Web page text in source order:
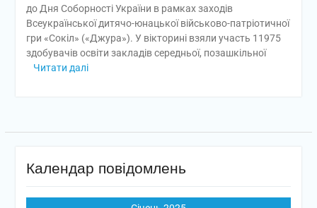
до Дня Соборності України в рамках заходів
Всеукраїнської дитячо-юнацької військово-патріотичної
гри «Сокіл» («Джура»). У вікторині взяли участь 11975
здобувачів освіти закладів середньої, позашкільної
Читати далі
Календар повідомлень